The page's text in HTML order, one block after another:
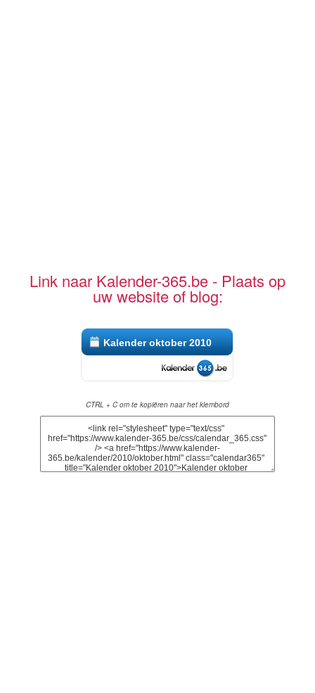
Link naar Kalender-365.be - Plaats op
uw website of blog:
Kalender oktober 2010
CTRL + C om te kopiëren naar het klembord